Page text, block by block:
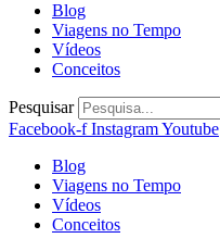
Blog
Viagens no Tempo
Vídeos
Conceitos
Pesquisar
Facebook-f InstagramYoutube
Blog
Viagens no Tempo
Vídeos
Conceitos